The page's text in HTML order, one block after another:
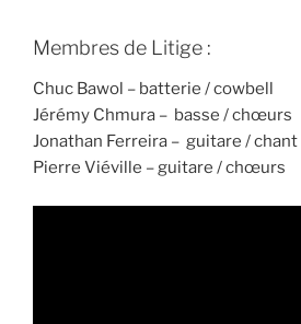
Membres de Litige :
Chuc Bawol – batterie / cowbell
Jérémy Chmura – basse / chœurs
Jonathan Ferreira – guitare / chant
Pierre Viéville – guitare / chœurs